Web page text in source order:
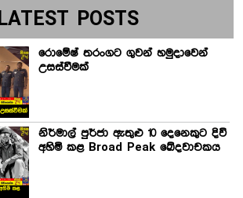
LATEST POSTS
රොමේෂ් තරංගට ගුවන් හමුදාවෙන්
උසස්වීමක්
නිර්මාල් පුර්ජා ඇතුළු 10 දෙනෙකුට දිවි
අහිමි කළ Broad Peak ඛේදවාචකය